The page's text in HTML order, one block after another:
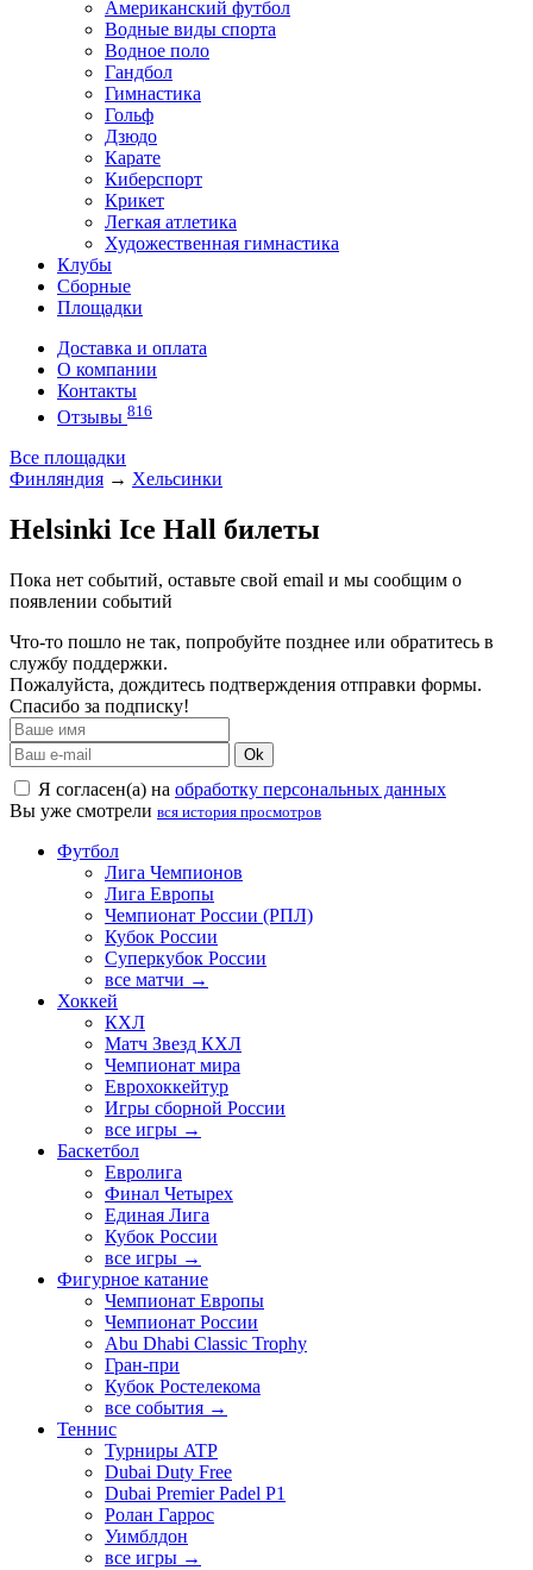
Американский футбол
Водные виды спорта
Водное поло
Гандбол
Гимнастика
Гольф
Дзюдо
Карате
Киберспорт
Крикет
Легкая атлетика
Художественная гимнастика
Клубы
Сборные
Площадки
Доставка и оплата
О компании
Контакты
Отзывы 816
Все площадки
Финляндия → Хельсинки
Helsinki Ice Hall билеты
Пока нет событий, оставьте свой email и мы сообщим о
появлении событий
Что-то пошло не так, попробуйте позднее или обратитесь в
службу поддержки.
Пожалуйста, дождитесь подтверждения отправки формы.
Спасибо за подписку!
Ok
Я согласен(а) на обработку персональных данных
Вы уже смотрели вся история просмотров
Футбол
Лига Чемпионов
Лига Европы
Чемпионат России (РПЛ)
Кубок России
Суперкубок России
все матчи →
Хоккей
КХЛ
Матч Звезд КХЛ
Чемпионат мира
Еврохоккейтур
Игры сборной России
все игры →
Баскетбол
Евролига
Финал Четырех
Единая Лига
Кубок России
все игры →
Фигурное катание
Чемпионат Европы
Чемпионат России
Abu Dhabi Classic Trophy
Гран-при
Кубок Ростелекома
все события →
Теннис
Турниры ATP
Dubai Duty Free
Dubai Premier Padel P1
Ролан Гаррос
Уимблдон
все игры →